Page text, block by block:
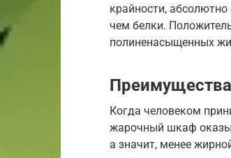
крайности,
чем белки.
полиненасыщенных
Когда человеком
жарочный шкаф
а значит, менее